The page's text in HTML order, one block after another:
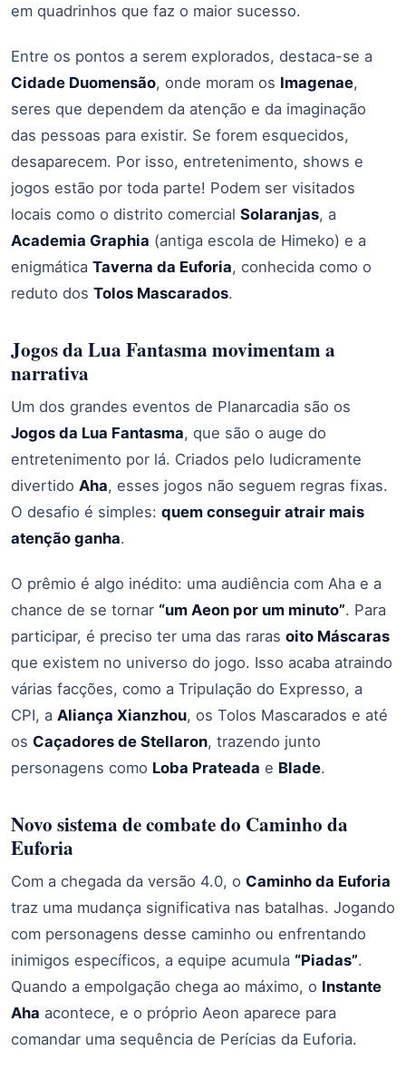
em quadrinhos que faz o maior sucesso.
Entre os pontos a serem explorados, destaca-se a
Cidade Duomensão, onde moram os Imagenae,
seres que dependem da atenção e da imaginação
das pessoas para existir. Se forem esquecidos,
desaparecem. Por isso, entretenimento, shows e
jogos estão por toda parte! Podem ser visitados
locais como o distrito comercial Solaranjas, a
Academia Graphia (antiga escola de Himeko) e a
enigmática Taverna da Euforia, conhecida como o
reduto dos Tolos Mascarados.
Jogos da Lua Fantasma movimentam a
narrativa
Um dos grandes eventos de Planarcadia são os
Jogos da Lua Fantasma, que são o auge do
entretenimento por lá. Criados pelo ludicramente
divertido Aha, esses jogos não seguem regras fixas.
O desafio é simples: quem conseguir atrair mais
atenção ganha.
O prêmio é algo inédito: uma audiência com Aha e a
chance de se tornar “um Aeon por um minuto”. Para
participar, é preciso ter uma das raras oito Máscaras
que existem no universo do jogo. Isso acaba atraindo
várias facções, como a Tripulação do Expresso, a
CPI, a Aliança Xianzhou, os Tolos Mascarados e até
os Caçadores de Stellaron, trazendo junto
personagens como Loba Prateada e Blade.
Novo sistema de combate do Caminho da
Euforia
Com a chegada da versão 4.0, o Caminho da Euforia
traz uma mudança significativa nas batalhas. Jogando
com personagens desse caminho ou enfrentando
inimigos específicos, a equipe acumula “Piadas”.
Quando a empolgação chega ao máximo, o Instante
Aha acontece, e o próprio Aeon aparece para
comandar uma sequência de Perícias da Euforia.